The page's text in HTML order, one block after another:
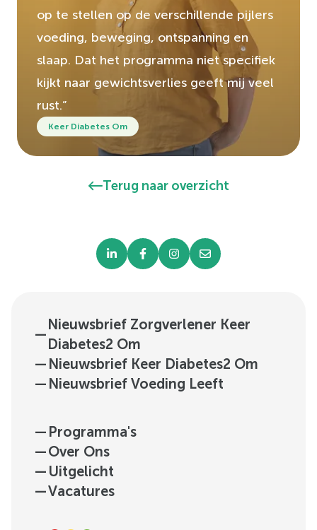
op te stellen op de verschillende pijlers
voeding, beweging, ontspanning en
slaap. Dat het programma niet specifiek
kijkt naar gewichtsverlies geeft mij veel
rust.”
Keer Diabetes Om
Terug naar overzicht
—
Nieuwsbrief Zorgverlener Keer
Diabetes2 Om
— Nieuwsbrief Keer Diabetes2 Om
— Nieuwsbrief Voeding Leeft
— Programma's
—Over Ons
— Uitgelicht
—Vacatures